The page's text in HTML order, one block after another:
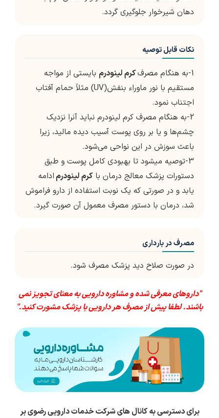
دهان شیرخوار جلوگیری گردد.
نکات قابل توصیه
1-به هنگام مصرف کرم لینودرم بایستی از مواجه
مستقیم با نور ماوراء بنفش(UV) مثلاً حمام آفتاب
اجتناب نمود.
2-به هنگام مصرف کرم لینودرم نباید آنرا نزدیک
چشم‌ها و یا بر روی پوست آسیب دیده مالید، زیرا
باعث سوزش در این نواحی می‌شود.
3-توصیه میشود تا بهبودی کامل پوست و طبق
دستورات پزشک معالج درمان با کرم لینودرم ادامه
یابد و در صورتی که یک نوبت استفاده از دارو فراموش
شد، درمان با دستور مصرف معمول آن صورت گیرد.
مصرف در بارداری
در صورت صلاح دید پزشک مصرف شود.
"داروهای معرفی شده و مشاوره دارویی به معنای تجویز نمی
باشند. لطفا پیش از مصرف هر دارویی با پزشک مشورت کنید."
برای دسترسی به کانال های شرکت خدمات دارویی رضوی بر